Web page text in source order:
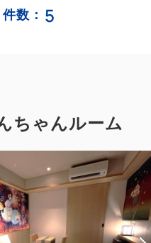
件数： 5
ちゃんルーム